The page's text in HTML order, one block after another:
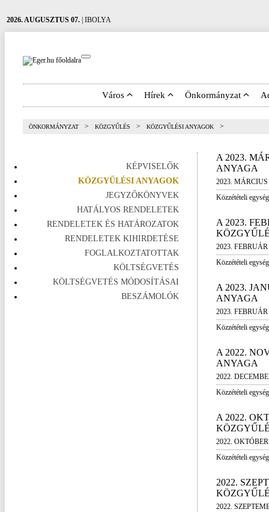
2026. AUGUSZTUS 07. | IBOLYA
Város Hírek Önkormányzat
ÖNKORMÁNYZAT > KÖZGYŰLÉS > KÖZGYŰLÉSI ANYAGOK >
KÉPVISELŐK
KÖZGYŰLÉSI ANYAGOK
JEGYZŐKÖNYVEK
HATÁLYOS RENDELETEK
RENDELETEK ÉS HATÁROZATOK
RENDELETEK KIHIRDETÉSE
FOGLALKOZTATOTTAK
KÖLTSÉGVETÉS
KÖLTSÉGVETÉS MÓDOSÍTÁSAI
BESZÁMOLÓK
A 2023.
ANYAGA
2023. MÁRCIUS
Közzétételi
A 2023.
2023. FEBRUÁR
Közzétételi
A 2023.
ANYAGA
2023. FEBRUÁR
Közzétételi
A 2022.
ANYAGA
2022.
Közzétételi
A 2022.
2022.
Közzétételi
2022.
2022.